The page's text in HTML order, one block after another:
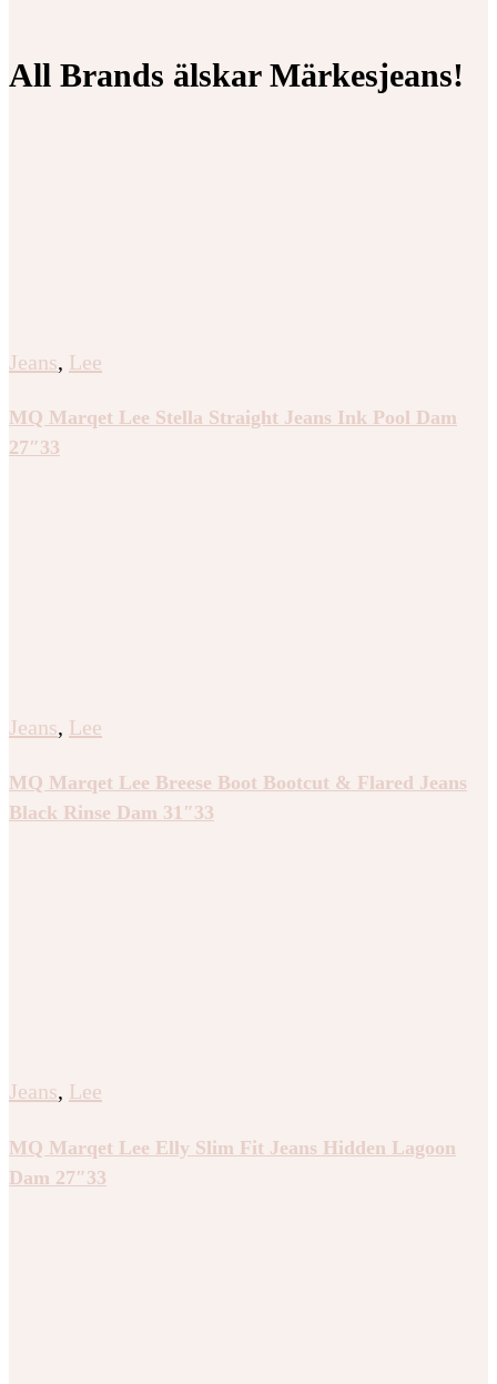
All Brands älskar Märkesjeans!
Jeans, Lee
MQ Marqet Lee Stella Straight Jeans Ink Pool Dam
27″33
Jeans, Lee
MQ Marqet Lee Breese Boot Bootcut & Flared Jeans
Black Rinse Dam 31″33
Jeans, Lee
MQ Marqet Lee Elly Slim Fit Jeans Hidden Lagoon
Dam 27″33